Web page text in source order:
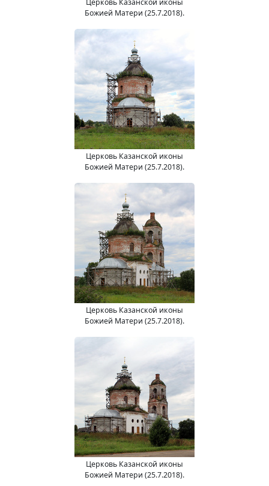
Церковь Казанской иконы
Божией Матери (25.7.2018).
Церковь Казанской иконы
Божией Матери (25.7.2018).
Церковь Казанской иконы
Божией Матери (25.7.2018).
Церковь Казанской иконы
Божией Матери (25.7.2018).